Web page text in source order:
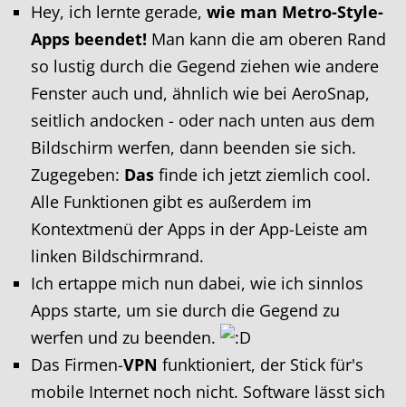
Hey, ich lernte gerade, wie man Metro-Style-
Apps beendet! Man kann die am oberen Rand
so lustig durch die Gegend ziehen wie andere
Fenster auch und, ähnlich wie bei AeroSnap,
seitlich andocken - oder nach unten aus dem
Bildschirm werfen, dann beenden sie sich.
Zugegeben: Das finde ich jetzt ziemlich cool.
Alle Funktionen gibt es außerdem im
Kontextmenü der Apps in der App-Leiste am
linken Bildschirmrand.
Ich ertappe mich nun dabei, wie ich sinnlos
Apps starte, um sie durch die Gegend zu
werfen und zu beenden.
Das Firmen-VPN funktioniert, der Stick für's
mobile Internet noch nicht. Software lässt sich